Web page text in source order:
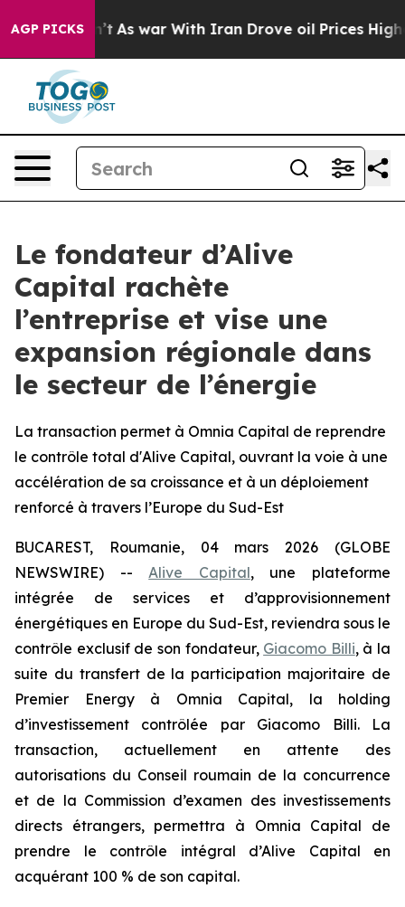
AGP PICKS
Didn’t As war With Iran Drove oil Prices Higher,
Le fondateur d’Alive
Capital rachète
l’entreprise et vise une
expansion régionale dans
le secteur de l’énergie
La transaction permet à Omnia Capital de reprendre
le contrôle total d'Alive Capital, ouvrant la voie à une
accélération de sa croissance et à un déploiement
renforcé à travers l’Europe du Sud-Est
BUCAREST, Roumanie, 04 mars 2026 (GLOBE
NEWSWIRE) --Alive Capital, une plateforme
intégrée de services et d’approvisionnement
énergétiques en Europe du Sud-Est, reviendra sous le
contrôle exclusif de son fondateur, Giacomo Billi, à la
suite du transfert de la participation majoritaire de
Premier Energy à Omnia Capital, la holding
d’investissement contrôlée par Giacomo Billi. La
transaction, actuellement en attente des
autorisations du Conseil roumain de la concurrence
et de la Commission d’examen des investissements
directs étrangers, permettra à Omnia Capital de
prendre le contrôle intégral d’Alive Capital en
acquérant 100 % de son capital.